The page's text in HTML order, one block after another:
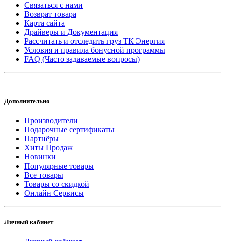
Связаться с нами
Возврат товара
Карта сайта
Драйверы и Документация
Рассчитать и отследить груз ТК Энергия
Условия и правила бонусной программы
FAQ (Часто задаваемые вопросы)
Дополнительно
Производители
Подарочные сертификаты
Партнёры
Хиты Продаж
Новинки
Популярные товары
Все товары
Товары со скидкой
Онлайн Сервисы
Личный кабинет